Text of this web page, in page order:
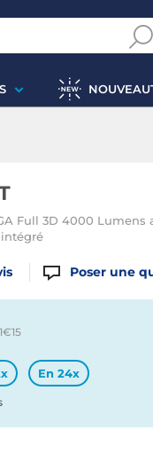
Full 3D 4000 Lumens
Poser une
15
En 24x